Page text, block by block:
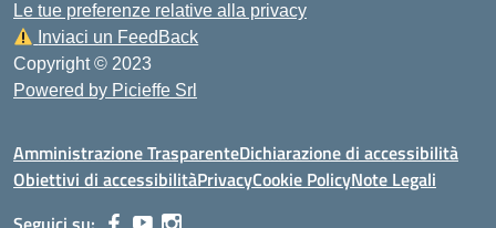
Le tue preferenze relative alla privacy
Inviaci un FeedBack
Copyright © 2023
Powered by Picieffe Srl
Amministrazione TrasparenteDichiarazione di accessibilità
Obiettivi di accessibilitàPrivacyCookie PolicyNote Legali